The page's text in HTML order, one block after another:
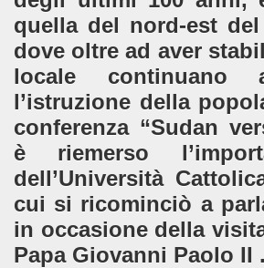
quella del nord-est del
dove oltre ad aver
locale continuano
l’istruzione della
conferenza “Sudan
è riemerso
dell’Università
cui si ricominciò a
in occasione della
Papa Giovanni Paolo II .